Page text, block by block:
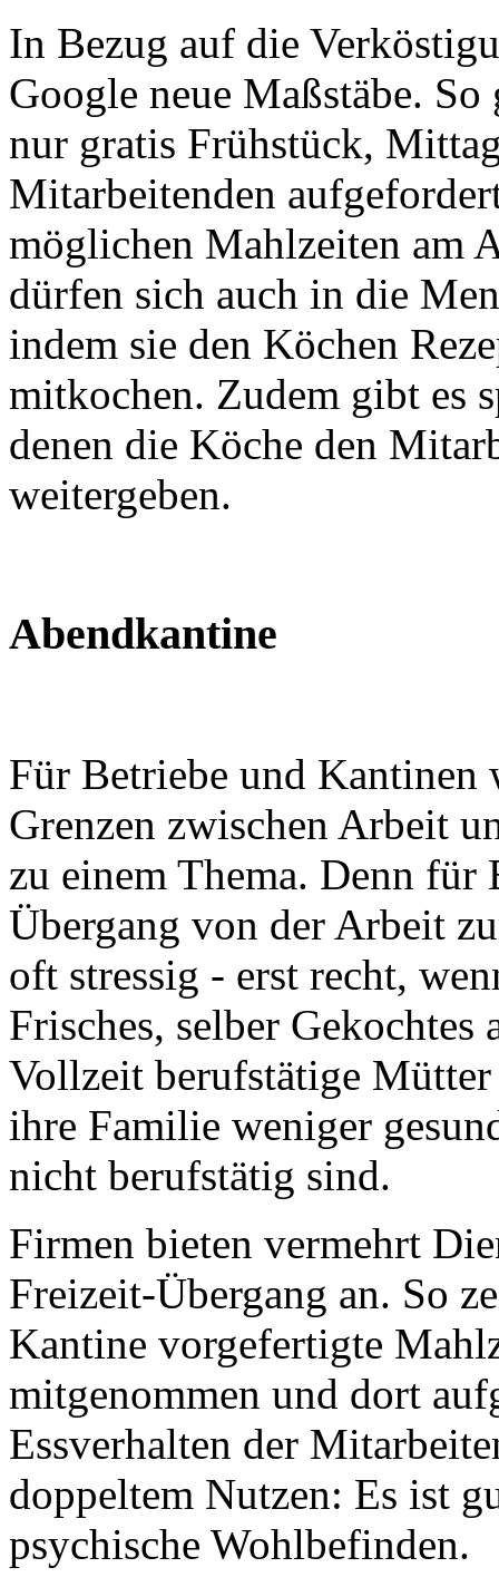
In Bezug auf die
Google neue Maßstäbe.
nur gratis Frühstück,
Mitarbeitenden
möglichen Mahlzeiten am
dürfen sich auch in die
indem sie den Köchen
mitkochen. Zudem gibt es
denen die Köche den
weitergeben.
Abendkantine
Für Betriebe und Kantinen
Grenzen zwischen Arbeit
zu einem Thema. Denn für
Übergang von der Arbeit
oft stressig - erst recht,
Frisches, selber Gekochtes
Vollzeit berufstätige Mütter
ihre Familie weniger
nicht berufstätig sind.
Firmen bieten vermehrt
Freizeit-Übergang an. So
Kantine vorgefertigte
mitgenommen und dort
Essverhalten der
doppeltem Nutzen: Es ist
psychische Wohlbefinden.